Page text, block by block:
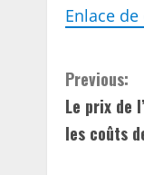
Enlace
C
o
Previous:
Le prix de
les coûts